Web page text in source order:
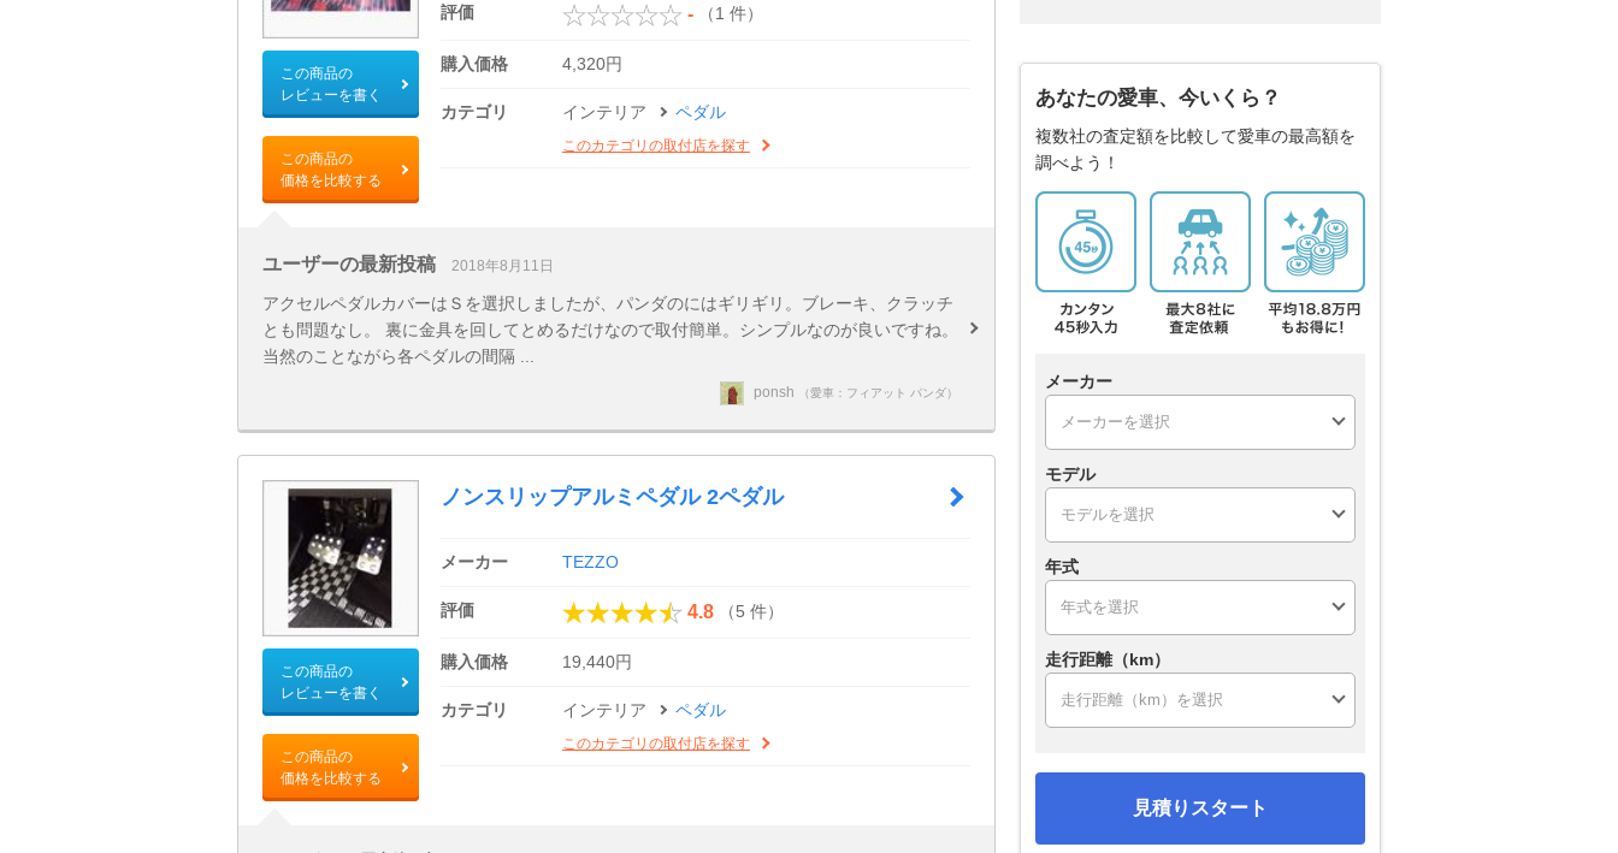
この商品の
レビューを書く
この商品の
価格を比較する
評価 - （1 件）
購入価格 4,320円
カテゴリ インテリア ペダル
このカテゴリの取付店を探す
ユーザーの最新投稿 2018年8月11日
アクセルペダルカバーはＳを選択しましたが、パンダのにはギリギリ。ブレーキ、クラッチ
とも問題なし。 裏に金具を回してとめるだけなので取付簡単。シンプルなのが良いですね。
当然のことながら各ペダルの間隔 ...
ponsh （愛車：フィアット パンダ）
この商品の
レビューを書く
この商品の
価格を比較する
ノンスリップアルミペダル 2ペダル
メーカー TEZZO
評価 4.8 （5 件）
購入価格 19,440円
カテゴリ インテリア ペダル
このカテゴリの取付店を探す
あなたの愛車、今いくら？
複数社の査定額を比較して愛車の最高額を
調べよう！
メーカー
モデル
年式
走行距離（km）
見積りスタート